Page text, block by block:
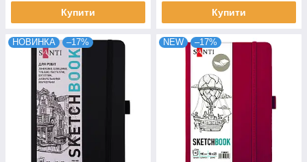
Купити Купити
НОВИНКА –17% NEW –17%